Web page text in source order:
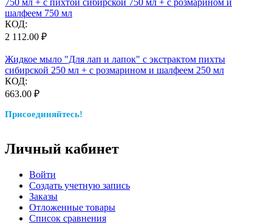
750 мл + с пихтой сибирской 750 мл + с розмарином и
шалфеем 750 мл
КОД:
2 112.00 ₽
Жидкое мыло "Для лап и лапок" с экстрактом пихты
сибирской 250 мл + с розмарином и шалфеем 250 мл
КОД:
663.00 ₽
Присоединяйтесь!
Личный кабинет
Войти
Создать учетную запись
Заказы
Отложенные товары
Список сравнения